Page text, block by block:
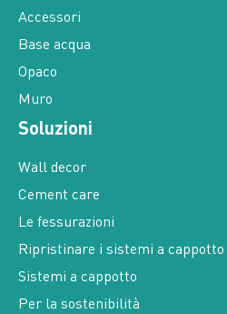
Accessori
Base acqua
Opaco
Muro
Soluzioni
Wall decor
Cement care
Le fessurazioni
Ripristinare i sistemi a cappotto
Sistemi a cappotto
Per la sostenibilità